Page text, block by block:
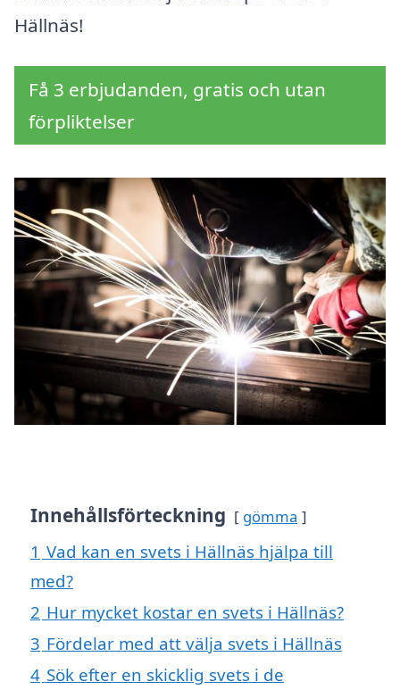
Hällnäs!
Få 3 erbjudanden, gratis och utan
förpliktelser
Innehållsförteckning gömma
1 Vad kan en svets i Hällnäs hjälpa till
med?
2 Hur mycket kostar en svets i Hällnäs?
3 Fördelar med att välja svets i Hällnäs
4 Sök efter en skicklig svets i de